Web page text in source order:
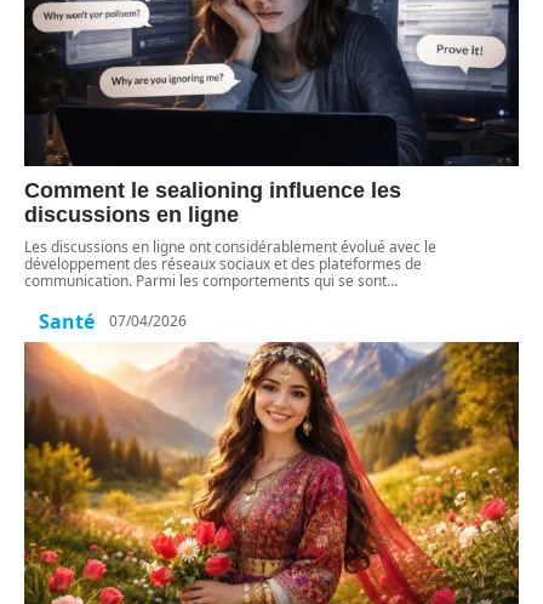
Comment le sealioning influence les
discussions en ligne
Les discussions en ligne ont considérablement évolué avec le
développement des réseaux sociaux et des plateformes de
communication. Parmi les comportements qui se sont…
Santé 07/04/2026